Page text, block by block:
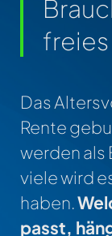
Das
Rente
werden als
viele wird
haben.
passt,